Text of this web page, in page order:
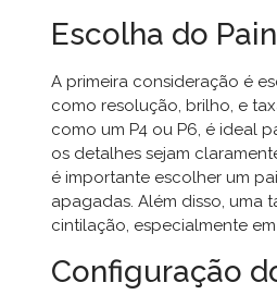
Escolha do
A primeira consideração é
como resolução, brilho, e
como um P4 ou P6, é ideal
os detalhes sejam
é importante escolher um
apagadas. Além disso, uma
cintilação, especialmente
Configuração